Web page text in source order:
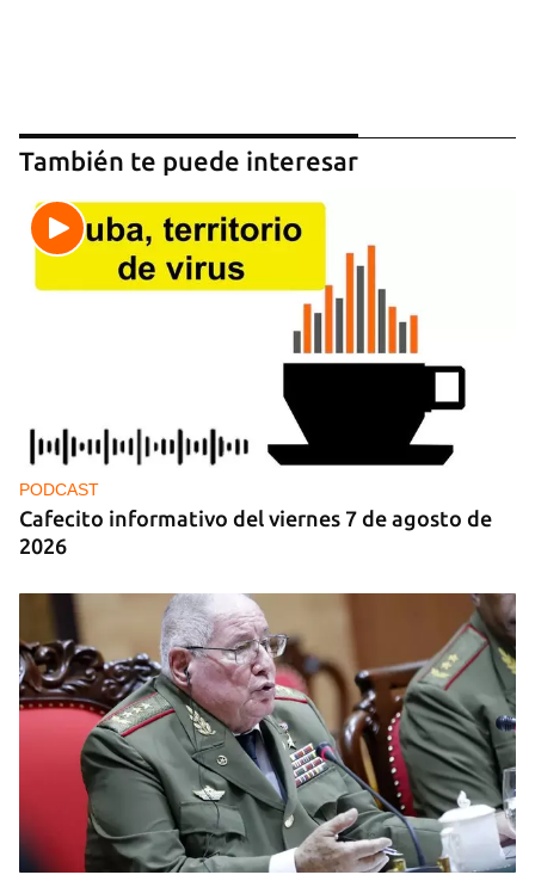
También te puede interesar
PODCAST
Cafecito informativo del viernes 7 de agosto de
2026